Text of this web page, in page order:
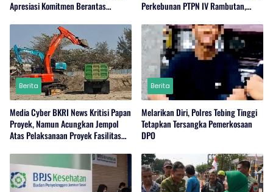
Apresiasi Komitmen Berantas
Perkebunan PTPN IV Rambutan,
Berita
Media Cyber BKRI News Kritisi Papan
Proyek, Namun Acungkan Jempol
Atas Pelaksanaan Proyek Fasilitas
Berita
Melarikan Diri, Polres Tebing Tinggi
Tetapkan Tersangka Pemerkosaan
DPO